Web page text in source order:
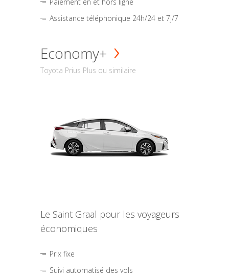
Assistance téléphonique 24h/24 et 7j/7
Economy+
Toyota Prius Plus ou similaire
Le Saint Graal pour les voyageurs
économiques
Prix fixe
Suivi automatisé des vols